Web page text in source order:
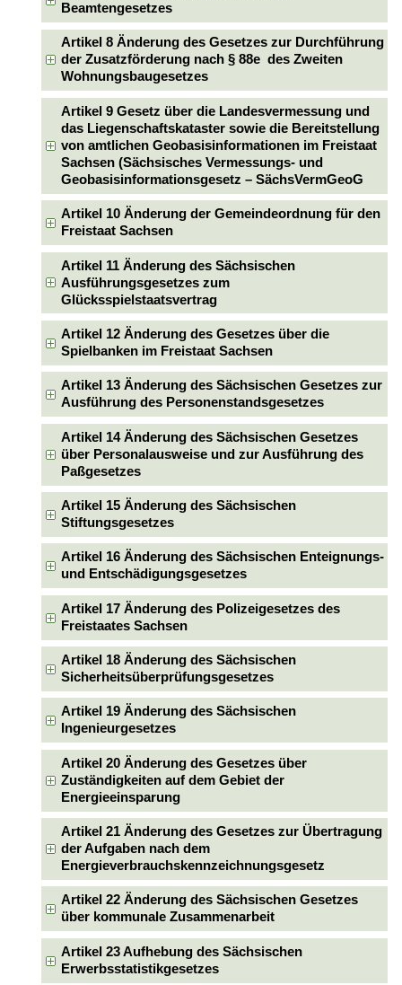
Beamtengesetzes
Artikel 8 Änderung des Gesetzes zur Durchführung
der Zusatzförderung nach § 88e des Zweiten
Wohnungsbaugesetzes
Artikel 9 Gesetz über die Landesvermessung und
das Liegenschaftskataster sowie die Bereitstellung
von amtlichen Geobasisinformationen im Freistaat
Sachsen (Sächsisches Vermessungs- und
Geobasisinformationsgesetz – SächsVermGeoG
Artikel 10 Änderung der Gemeindeordnung für den
Freistaat Sachsen
Artikel 11 Änderung des Sächsischen
Ausführungsgesetzes zum
Glücksspielstaatsvertrag
Artikel 12 Änderung des Gesetzes über die
Spielbanken im Freistaat Sachsen
Artikel 13 Änderung des Sächsischen Gesetzes zur
Ausführung des Personenstandsgesetzes
Artikel 14 Änderung des Sächsischen Gesetzes
über Personalausweise und zur Ausführung des
Paßgesetzes
Artikel 15 Änderung des Sächsischen
Stiftungsgesetzes
Artikel 16 Änderung des Sächsischen Enteignungs-
und Entschädigungsgesetzes
Artikel 17 Änderung des Polizeigesetzes des
Freistaates Sachsen
Artikel 18 Änderung des Sächsischen
Sicherheitsüberprüfungsgesetzes
Artikel 19 Änderung des Sächsischen
Ingenieurgesetzes
Artikel 20 Änderung des Gesetzes über
Zuständigkeiten auf dem Gebiet der
Energieeinsparung
Artikel 21 Änderung des Gesetzes zur Übertragung
der Aufgaben nach dem
Energieverbrauchskennzeichnungsgesetz
Artikel 22 Änderung des Sächsischen Gesetzes
über kommunale Zusammenarbeit
Artikel 23 Aufhebung des Sächsischen
Erwerbsstatistikgesetzes